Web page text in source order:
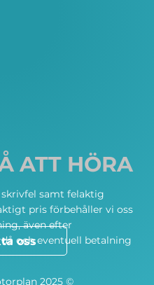
ATT HÖRA
oss
samt felaktig
pris förbehåller vi oss
även efter
och eventuell betalning
2025 ©